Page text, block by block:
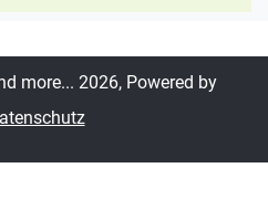
more... 2026, Powered by